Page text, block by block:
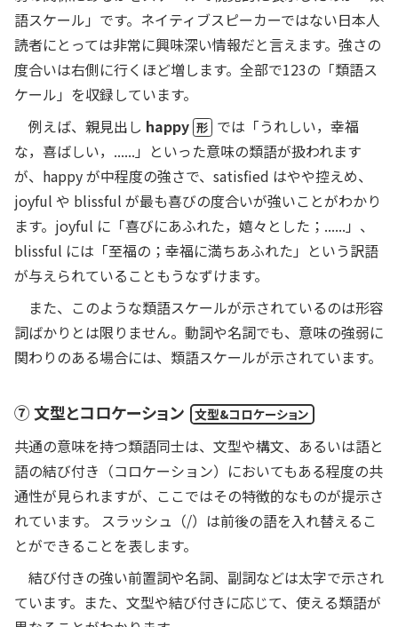
語スケール」です。ネイティブスピーカーではない日本人
読者にとっては非常に興味深い情報だと言えます。強さの
度合いは右側に行くほど増します。全部で123の「類語ス
ケール」を収録しています。
例えば、親見出し happy 形 では「うれしい，幸福
な，喜ばしい，......」といった意味の類語が扱われます
が、happy が中程度の強さで、satisfied はやや控えめ、
joyful や blissful が最も喜びの度合いが強いことがわかり
ます。joyful に「喜びにあふれた，嬉々とした；......」、
blissful には「至福の；幸福に満ちあふれた」という訳語
が与えられていることもうなずけます。
また、このような類語スケールが示されているのは形容
詞ばかりとは限りません。動詞や名詞でも、意味の強弱に
関わりのある場合には、類語スケールが示されています。
⑦ 文型とコロケーション 文型&コロケーション
共通の意味を持つ類語同士は、文型や構文、あるいは語と
語の結び付き（コロケーション）においてもある程度の共
通性が見られますが、ここではその特徴的なものが提示さ
れています。 スラッシュ（/）は前後の語を入れ替えるこ
とができることを表します。
結び付きの強い前置詞や名詞、副詞などは太字で示され
ています。また、文型や結び付きに応じて、使える類語が